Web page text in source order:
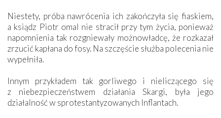
Niestety, próba nawrócenia ich zakończyła się fiaskiem,
a ksiądz Piotr omal nie stracił przy tym życia, ponieważ
napomnienia tak rozgniewały możnowładcę, że rozkazał
zrzucić kapłana do fosy. Na szczęście służba polecenia nie
wypełniła.
Innym przykładem tak gorliwego i nieliczącego się
z niebezpieczeństwem działania Skargi, była jego
działalność w sprotestantyzowanych Inflantach.